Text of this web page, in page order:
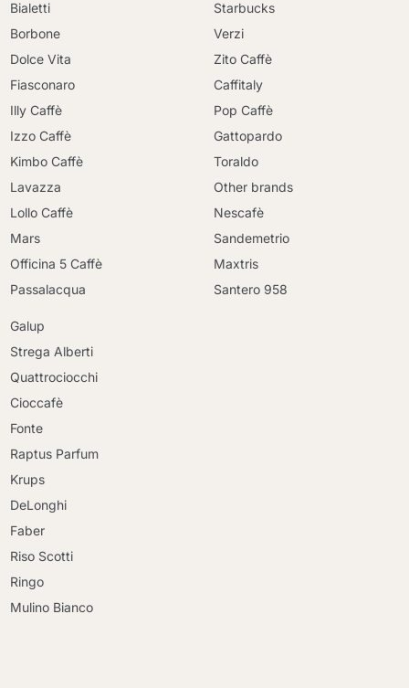
Bialetti
Borbone
Dolce Vita
Fiasconaro
Illy Caffè
Izzo Caffè
Kimbo Caffè
Lavazza
Lollo Caffè
Mars
Officina 5 Caffè
Passalacqua
Starbucks
Verzi
Zito Caffè
Caffitaly
Pop Caffè
Gattopardo
Toraldo
Other brands
Nescafè
Sandemetrio
Maxtris
Santero 958
Galup
Strega Alberti
Quattrociocchi
Cioccafè
Fonte
Raptus Parfum
Krups
DeLonghi
Faber
Riso Scotti
Ringo
Mulino Bianco